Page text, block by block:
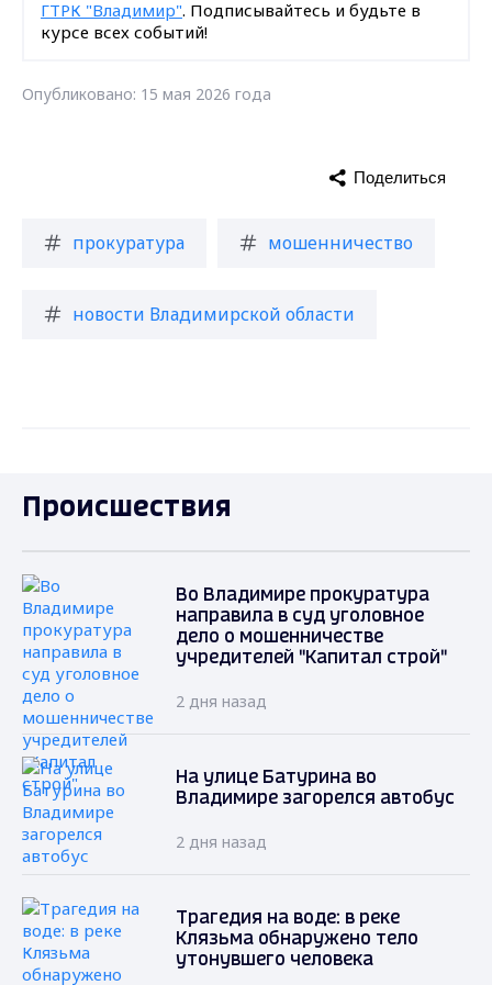
ГТРК "Владимир". Подписывайтесь и будьте в
курсе всех событий!
Опубликовано: 15 мая 2026 года
прокуратура мошенничество
новости Владимирской области
Поделиться
Происшествия
Во Владимире прокуратура
направила в суд уголовное
дело о мошенничестве
учредителей "Капитал строй"
2 дня назад
На улице Батурина во
Владимире загорелся автобус
2 дня назад
Трагедия на воде: в реке
Клязьма обнаружено тело
утонувшего человека